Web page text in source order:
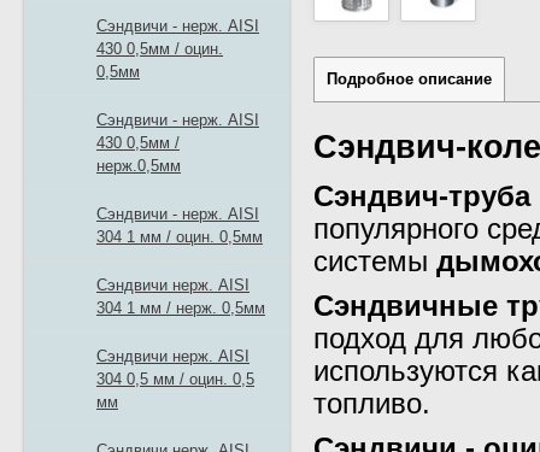
Сэндвичи - нерж. AISI
430 0,5мм / оцин.
0,5мм
Сэндвичи - нерж. AISI
430 0,5мм /
нерж.0,5мм
Сэндвичи - нерж. AISI
304 1 мм / оцин. 0,5мм
Сэндвичи нерж. AISI
304 1 мм / нерж. 0,5мм
Сэндвичи нерж. AISI
304 0,5 мм / оцин. 0,5
мм
Подробное описание
Сэндвич-
Сэндвич-труба
популярного
системы
Сэндвичные
подход для
используются
топливо.